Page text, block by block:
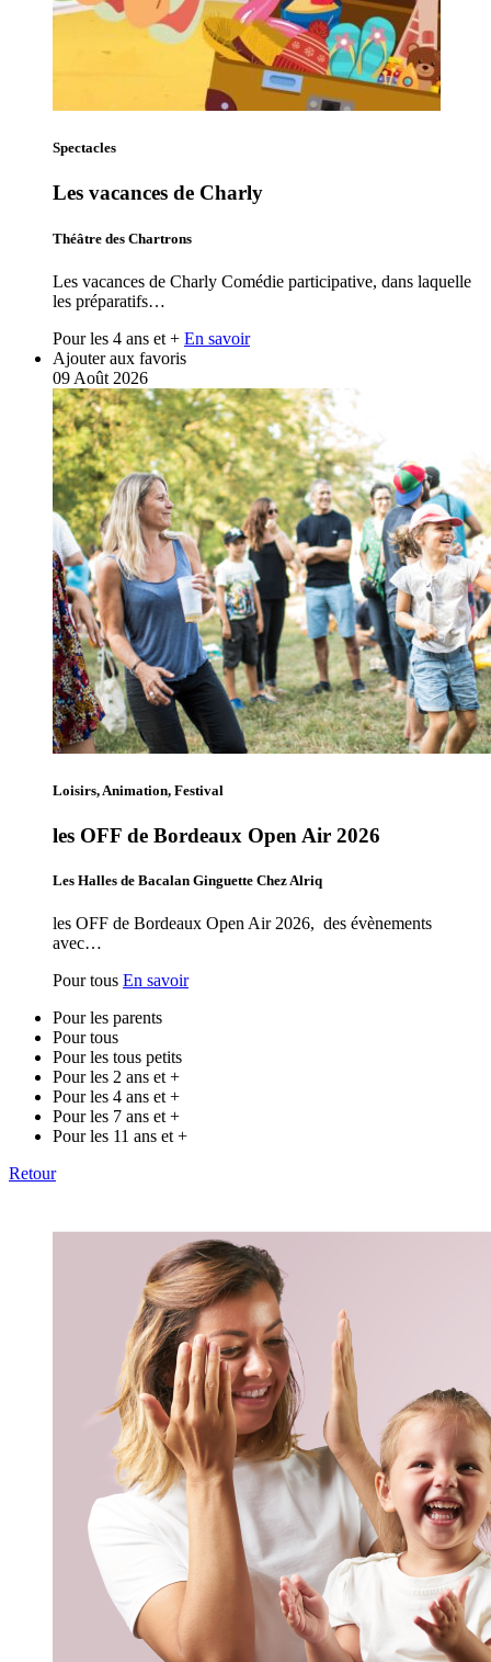
Spectacles
Les vacances de Charly
Théâtre des Chartrons
Les vacances de Charly Comédie participative, dans laquelle
les préparatifs…
Pour les 4 ans et + En savoir
Ajouter aux favoris
09 Août 2026
Loisirs, Animation, Festival
les OFF de Bordeaux Open Air 2026
Les Halles de Bacalan Ginguette Chez Alriq
les OFF de Bordeaux Open Air 2026, des évènements
avec…
Pour tous En savoir
Pour les parents
Pour tous
Pour les tous petits
Pour les 2 ans et +
Pour les 4 ans et +
Pour les 7 ans et +
Pour les 11 ans et +
Retour